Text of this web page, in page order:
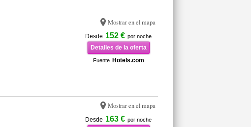
Mostrar en el mapa
Desde 152 € por noche
Detalles de la oferta
Fuente Hotels.com
Mostrar en el mapa
Desde 163 € por noche